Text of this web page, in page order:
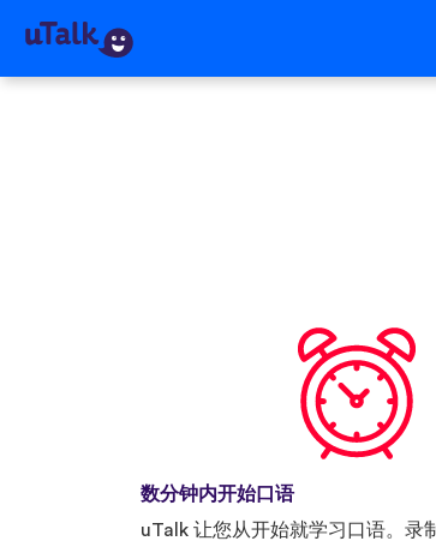
数分钟内开始口语
uTalk 让您从开始就学习口语。录